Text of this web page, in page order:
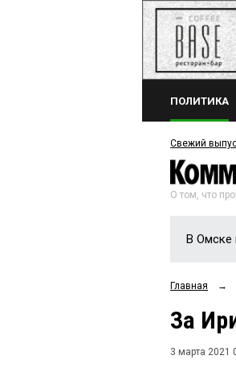
ПОЛИТИКА
Свежий
О том, что
В Омске
Главная →
За
3 марта 2021